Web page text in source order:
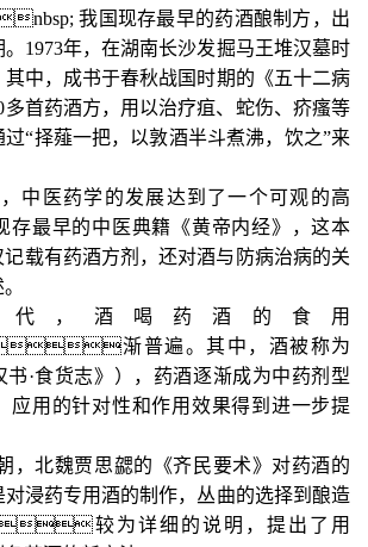
我国现存最早的药酒酿制方，出
1973年，在湖南长沙发掘马王堆汉墓时
中，成书于春秋战国时期的《五十二病
首药酒方，用以治疗疽、蛇伤、疥瘙等
“择薤一把，以敦酒半斗煮沸，饮之”来
中医药学的发展达到了一个可观的高
存最早的中医典籍《黄帝内经》，这本
有药酒方剂，还对酒与防病治病的关
，酒喝药酒的食用
渐普遍。其中，酒被称为
书·食货志》），药酒逐渐成为中药剂型
应用的针对性和作用效果得到进一步提
，北魏贾思勰的《齐民要术》对药酒的
浸药专用酒的制作，丛曲的选择到酿造
较为详细的说明，提出了用